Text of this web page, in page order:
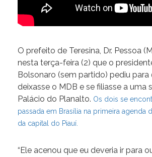
O prefeito de Teresina, Dr. Pessoa
nesta terça-feira (2) que o
Bolsonaro (sem partido) pediu para
deixasse o MDB e se filiasse a uma
Palácio do Planalto. Os dois se
passada em Brasília na primeira agenda
da capital do Piauí.
“Ele acenou que eu deveria ir para